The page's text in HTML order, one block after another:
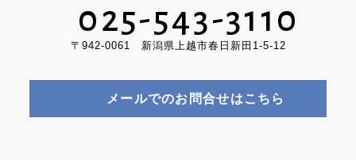
025-543-3110
〒942-0061 新潟県上越市春日新田1-5-12
メールでのお問合せはこちら